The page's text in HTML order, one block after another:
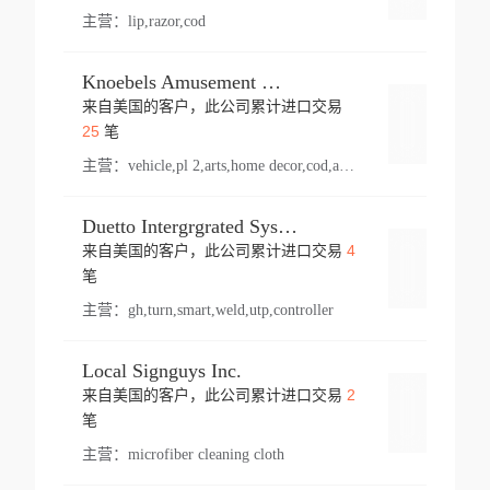
主营： lip,razor,cod
Knoebels Amusement Resort
来自美国的客户，此公司累计进口交易
25笔
主营： vehicle,pl 2,arts,home decor,cod,amusement ride,sea
Duetto Intergrgrated Systems Inc.
来自美国的客户，此公司累计进口交易 4
笔
主营： gh,turn,smart,weld,utp,controller
Local Signguys Inc.
来自美国的客户，此公司累计进口交易 2
笔
主营： microfiber cleaning cloth